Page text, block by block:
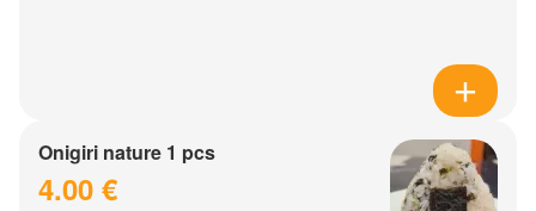
Onigiri nature 1 pcs
4.00 €